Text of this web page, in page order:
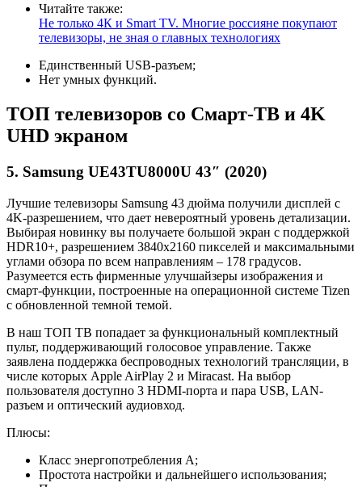
Читайте также:
Не только 4К и Smart TV. Многие россияне покупают
телевизоры, не зная о главных технологиях
Единственный USB-разъем;
Нет умных функций.
ТОП телевизоров со Смарт-ТВ и 4K
UHD экраном
5. Samsung UE43TU8000U 43″ (2020)
Лучшие телевизоры Samsung 43 дюйма получили дисплей с
4K-разрешением, что дает невероятный уровень детализации.
Выбирая новинку вы получаете большой экран с поддержкой
HDR10+, разрешением 3840х2160 пикселей и максимальными
углами обзора по всем направлениям – 178 градусов.
Разумеется есть фирменные улучшайзеры изображения и
смарт-функции, построенные на операционной системе Tizen
с обновленной темной темой.
В наш ТОП ТВ попадает за функциональный комплектный
пульт, поддерживающий голосовое управление. Также
заявлена поддержка беспроводных технологий трансляции, в
числе которых Apple AirPlay 2 и Miracast. На выбор
пользователя доступно 3 HDMI-порта и пара USB, LAN-
разъем и оптический аудиовход.
Плюсы:
Класс энергопотребления А;
Простота настройки и дальнейшего использования;